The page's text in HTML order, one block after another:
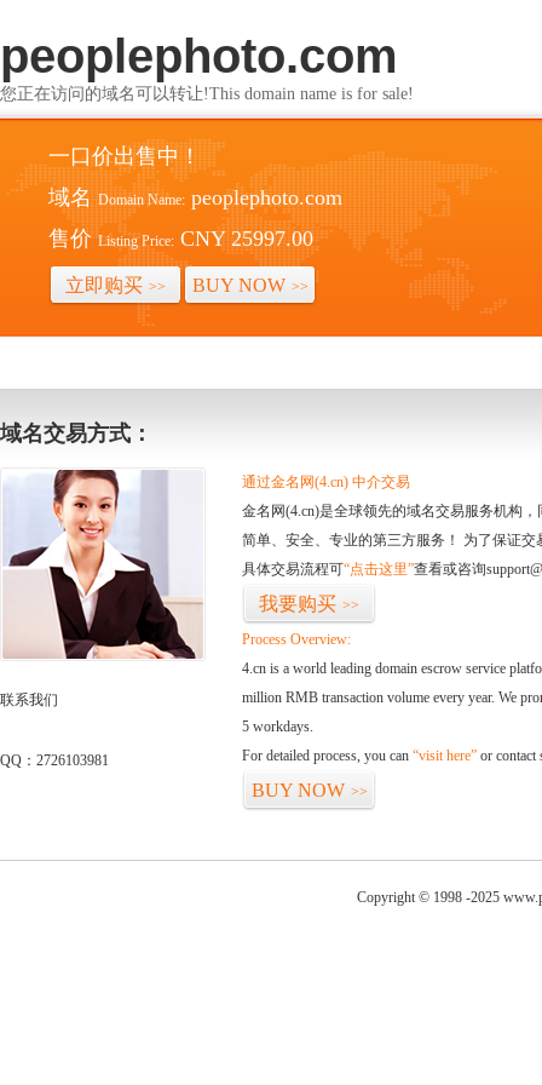
peoplephoto.com
您正在访问的域名可以转让!This domain name is for sale!
一口价出售中！
域名 Domain Name: peoplephoto.com
售价 Listing Price: CNY 25997.00
立即购买 >> BUY NOW >>
域名交易方式：
联系我们
QQ：2726103981
通过金名网(4.cn) 中介交易
金名网(4.cn)是全球领先的域名交易服务机构
简单、安全、专业的第三方服务！ 为了保证
具体交易流程可“点击这里”查看或咨询
我要购买 >>
Process Overview:
4.cn is a world leading domain escrow service
million RMB transaction volume every year. We
5 workdays.
For detailed process, you can “visit here” or contact
BUY NOW >>
Copyright © 1998 -2025